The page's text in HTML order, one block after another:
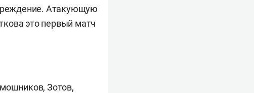
Атакующую
это первый матч
Зотов,